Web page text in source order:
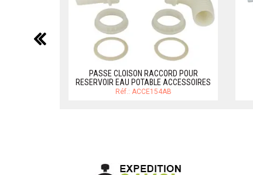
PASSE CLOISON RACCORD POUR
RESERVOIR EAU POTABLE ACCESSOIRES
Réf.: ACCE154AB
précédent